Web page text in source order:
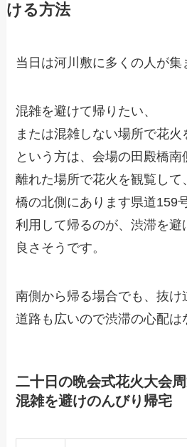
ける方法
当日は河川敷に多くの人が集
混雑を避けて帰りたい、
または混雑しない場所で花火
という方は、会場の田殿橋南
離れた場所で花火を観覧して
橋の北側にあります県道159
利用して帰るのが、渋滞を避
良さそうです。
南側から帰る場合でも、抜け
道路も広いので渋滞の心配は
二十日の晩会式花火大会
混雑を避けのんびり帰宅